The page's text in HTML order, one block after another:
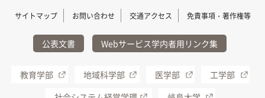
サイトマップ お問い合わせ 交通アクセス 免責事項・著作権等
公表文書 Webサービス学内者用リンク集
教育学部 地域科学部 医学部
工学部